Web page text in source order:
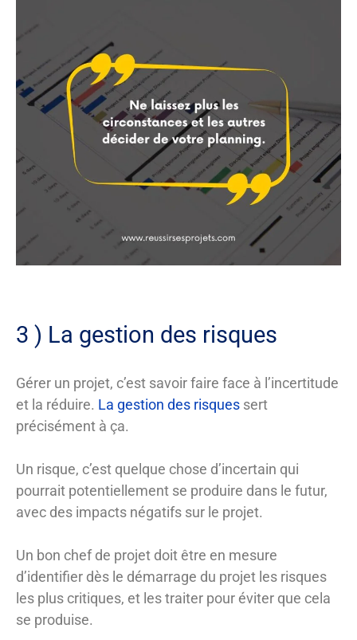
3 ) La gestion des risques
Gérer un projet, c’est savoir faire face à l’incertitude
et la réduire. La gestion des risques sert
précisément à ça.
Un risque, c’est quelque chose d’incertain qui
pourrait potentiellement se produire dans le futur,
avec des impacts négatifs sur le projet.
Un bon chef de projet doit être en mesure
d’identifier dès le démarrage du projet les risques
les plus critiques, et les traiter pour éviter que cela
se produise.